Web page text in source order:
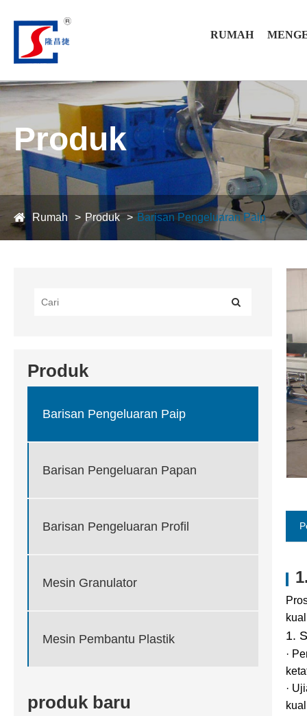
RUMAH
Produk
Rumah Produk Barisan Pengeluaran Paip
Produk
Barisan Pengeluaran Paip
Barisan Pengeluaran Papan
Barisan Pengeluaran Profil
Mesin Granulator
Mesin Pembantu Plastik
produk baru
1.
·
·